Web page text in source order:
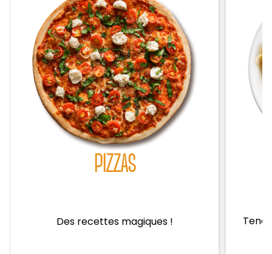
Zones de Livraison
PIZZAS
Des recettes magiques !